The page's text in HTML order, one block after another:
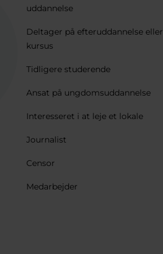
uddannelse
Deltager på efteruddannelse eller
kursus
Tidligere studerende
Ansat på ungdomsuddannelse
Interesseret i at leje et lokale
Journalist
Censor
Medarbejder